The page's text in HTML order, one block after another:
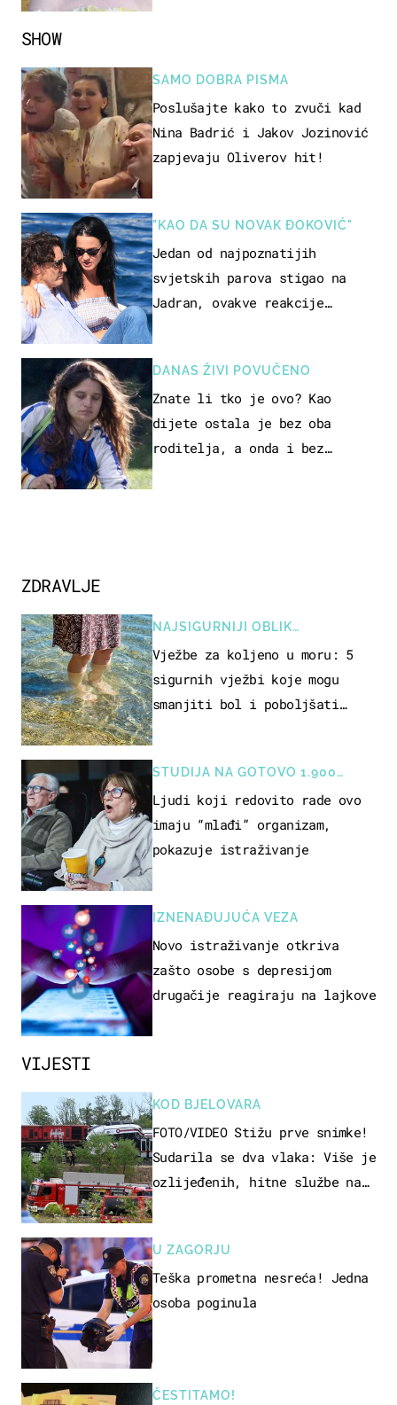
VIJESTI
KOD BJELOVARA
FOTO/VIDEO Stižu prve snimke!
Sudarila se dva vlaka: Više je
ozlijeđenih, hitne službe na
U ZAGORJU
Teška prometna nesreća! Jedna
osoba poginula
ČESTITAMO!
SHOW
SAMO DOBRA PISMA
Poslušajte kako to zvuči kad
Nina Badrić i Jakov Jozinović
zapjevaju Oliverov hit!
"KAO DA SU NOVAK ĐOKOVIĆ"
Jedan od najpoznatijih
svjetskih parova stigao na
Jadran, ovakve reakcije
DANAS ŽIVI POVUČENO
Znate li tko je ovo? Kao
dijete ostala je bez oba
roditelja, a onda i bez
ZDRAVLJE
NAJSIGURNIJI OBLIK
REKREACIJE
Vježbe za koljeno u moru: 5
sigurnih vježbi koje mogu
smanjiti bol i poboljšati
STUDIJA NA GOTOVO 1.900
OSOBA
Ljudi koji redovito rade ovo
imaju “mlađi” organizam,
pokazuje istraživanje
IZNENAĐUJUĆA VEZA
Novo istraživanje otkriva
zašto osobe s depresijom
drugačije reagiraju na lajkove